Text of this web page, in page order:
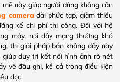
này giúp người dùng không cần
camera dài phức tạp, giảm thiểu
kể chi phí thi công. Đối với hệ
máy, nơi dây mạng thường khó
thì giải pháp bắn không dây này
duy trì kết nối hình ảnh rõ nét
về đầu ghi, kể cả trong điều kiện
dọc.